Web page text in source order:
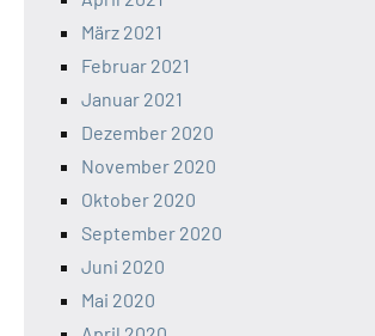
März 2021
Februar 2021
Januar 2021
Dezember 2020
November 2020
Oktober 2020
September 2020
Juni 2020
Mai 2020